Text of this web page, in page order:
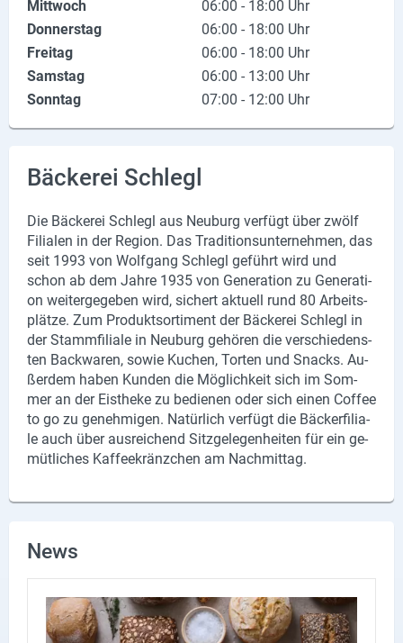
Mittwoch
06:00 - 18:00 Uhr
Donnerstag
06:00 - 18:00 Uhr
Freitag
06:00 - 18:00 Uhr
Samstag
06:00 - 13:00 Uhr
Sonntag
07:00 - 12:00 Uhr
Bäckerei Schlegl
Die Bä­cke­rei Schlegl aus Neu­burg ver­fügt über zwölf
Fi­lia­len in der Re­gi­on. Das Tra­di­ti­ons­un­ter­neh­men, das
seit 1993 von Wolf­gang Schlegl ge­führt wird und
schon ab dem Jahre 1935 von Ge­nera­ti­on zu Ge­nera­ti­
on wei­ter­ge­ge­ben wird, si­chert ak­tu­ell rund 80 Ar­beits­
plät­ze. Zum Pro­duktsor­ti­ment der Bä­cke­rei Schlegl in
der Stamm­fi­lia­le in Neu­burg ge­hö­ren die ver­schie­dens­
ten Back­wa­ren, sowie Ku­chen, Tor­ten und Snacks. Au­
ßer­dem haben Kun­den die Mög­lich­keit sich im Som­
mer an der Eis­the­ke zu be­die­nen oder sich einen Cof­fee
to go zu ge­neh­mi­gen. Na­tür­lich ver­fügt die Bä­cker­fi­lia­
le auch über aus­rei­chend Sitz­ge­le­gen­hei­ten für ein ge­
müt­li­ches Kaf­fee­kränz­chen am Nach­mit­tag.
News